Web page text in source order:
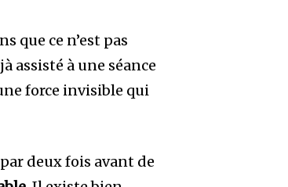
que ce n’est pas
assisté à une séance
force invisible qui
deux fois avant de